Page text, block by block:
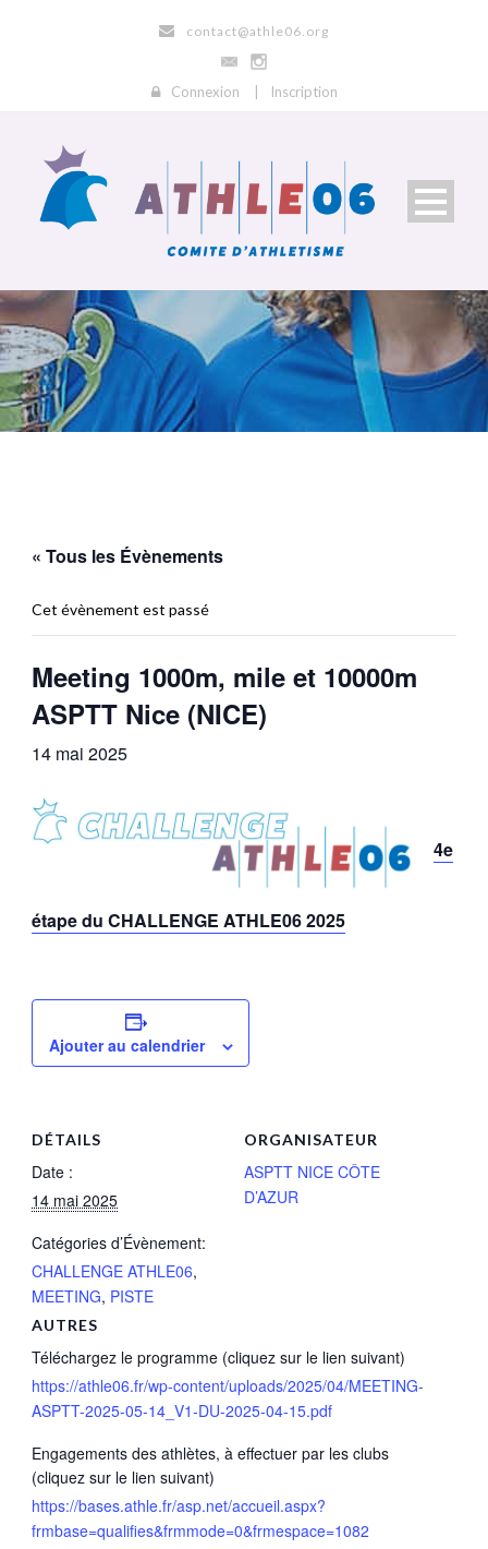
contact@athle06.org
Connexion Inscription
« Tous les Évènements
Cet évènement est passé
Meeting 1000m, mile et 10000m
ASPTT Nice (NICE)
14 mai 2025
4e
étape du CHALLENGE ATHLE06 2025
Ajouter au calendrier
DÉTAILS
Date :
14 mai 2025
Catégories d’Évènement:
CHALLENGE ATHLE06,
MEETING, PISTE
ORGANISATEUR
ASPTT NICE CÔTE
D’AZUR
AUTRES
Téléchargez le programme (cliquez sur le lien suivant)
https://athle06.fr/wp-content/uploads/2025/04/MEETING-
ASPTT-2025-05-14_V1-DU-2025-04-15.pdf
Engagements des athlètes, à effectuer par les clubs
(cliquez sur le lien suivant)
https://bases.athle.fr/asp.net/accueil.aspx?
frmbase=qualifies&frmmode=0&frmespace=1082